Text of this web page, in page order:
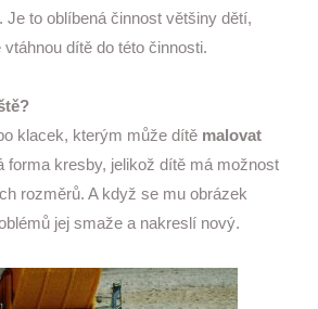
. Je to oblíbená činnost většiny dětí,
dítě do této činnosti.
klacek, kterým může dítě malovat
forma kresby, jelikož dítě má možnost
rozměrů. A když se mu obrázek
jej smaže a nakreslí nový.